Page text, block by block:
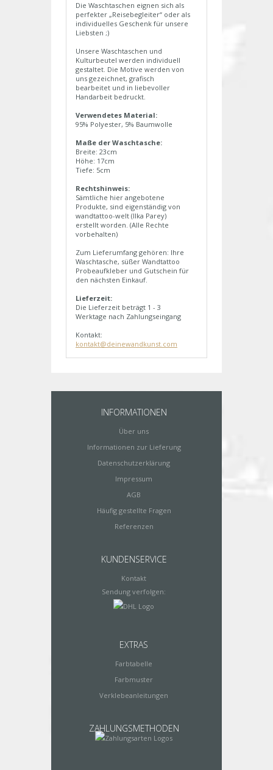
Die Waschtaschen eignen sich als
perfekter „Reisebegleiter“ oder als
individuelles Geschenk für unsere
Liebsten ;)
Unsere Waschtaschen und
Kulturbeutel werden individuell
gestaltet. Die Motive werden von
uns gezeichnet, grafisch
bearbeitet und in liebevoller
Handarbeit bedruckt.
Verwendetes Material:
95% Polyester, 5% Baumwolle
Maße der Waschtasche:
Breite: 23cm
Höhe: 17cm
Tiefe: 5cm
Rechtshinweis:
Sämtliche hier angebotene
Produkte, sind eigenständig von
wandtattoo-welt (Ilka Parey)
erstellt worden. (Alle Rechte
vorbehalten)
Zum Lieferumfang gehören: Ihre
Waschtasche, süßer Wandtattoo
Probeaufkleber und Gutschein für
den nächsten Einkauf.
Lieferzeit:
Die Lieferzeit beträgt 1 - 3
Werktage nach Zahlungseingang
Kontakt:
kontakt@deinewandkunst.com
INFORMATIONEN
Über uns
Informationen zur Lieferung
Datenschutzerklärung
Impressum
AGB
Häufig gestellte Fragen
Referenzen
KUNDENSERVICE
Kontakt
Sendung verfolgen:
EXTRAS
Farbtabelle
Farbmuster
Verklebeanleitungen
ZAHLUNGSMETHODEN